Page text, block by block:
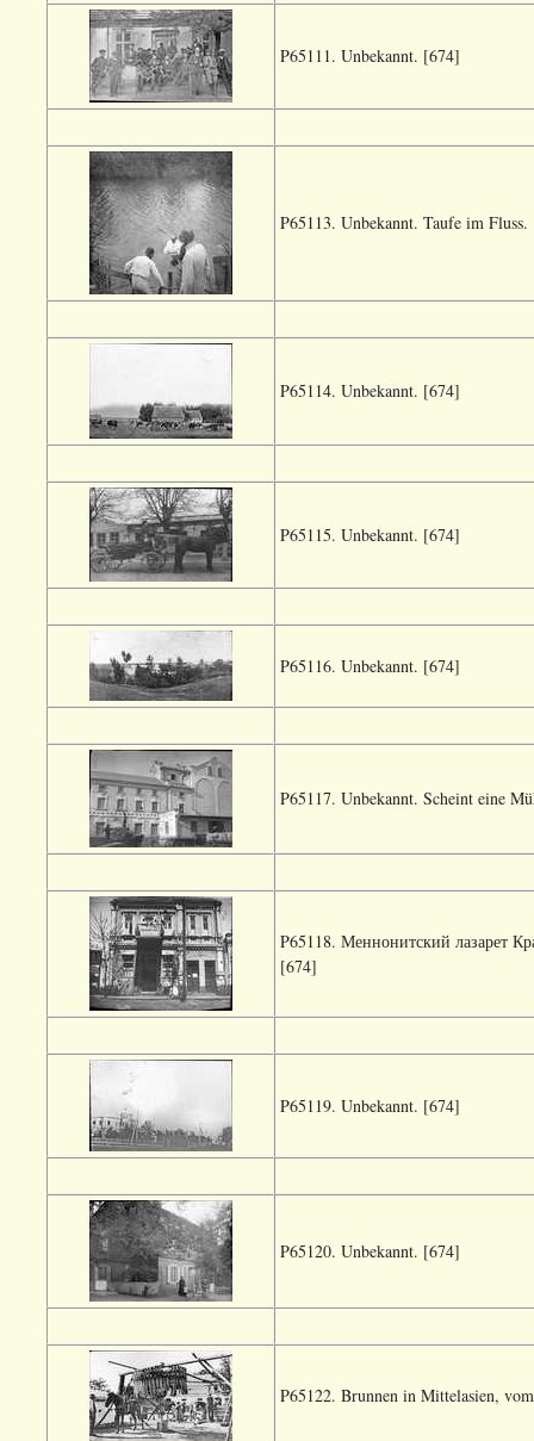
P65111. Unbekannt. [674]
P65113. Unbekannt. Taufe im
P65114. Unbekannt. [674]
P65115. Unbekannt. [674]
P65116. Unbekannt. [674]
P65117. Unbekannt. Scheint eine
P65118. Меннонитский лазарет
[674]
P65119. Unbekannt. [674]
P65120. Unbekannt. [674]
P65122. Brunnen in Mittelasien,